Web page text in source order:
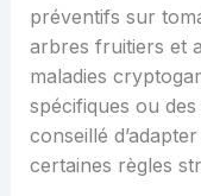
préventifs sur
arbres fruitiers et
maladies
spécifiques ou
conseillé
certaines règles